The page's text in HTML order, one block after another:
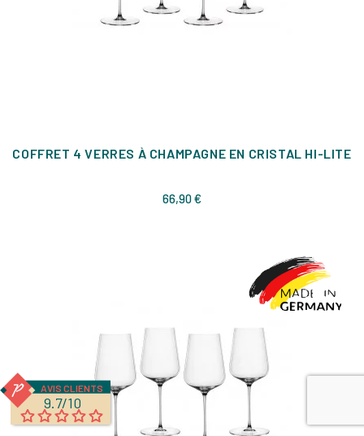
COFFRET 4 VERRES À CHAMPAGNE EN CRISTAL HI-LITE
66,90 €Prix
AVIS CLIENTS
9.7/10